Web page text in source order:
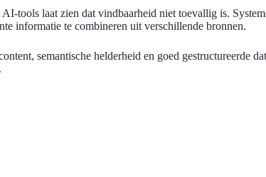
tools laat zien dat vindbaarheid niet toevallig is.
informatie te combineren uit verschillende bronnen.
semantische helderheid en goed gestructureerde